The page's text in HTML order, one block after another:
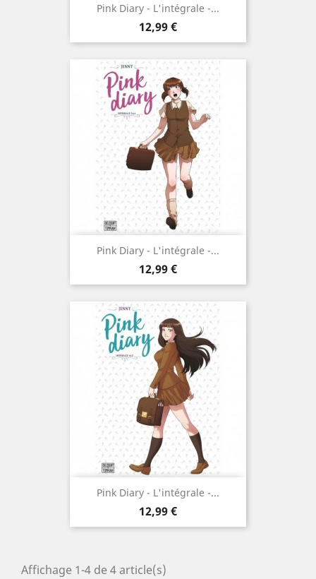
Pink Diary - L'intégrale -...
Prix
12,99 €
Pink Diary - L'intégrale -...
Prix
12,99 €
Pink Diary - L'intégrale -...
Prix
12,99 €
Affichage 1-4 de 4 article(s)